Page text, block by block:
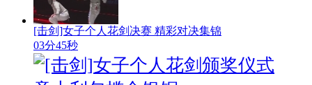
[击剑]女子个人花剑决赛 精彩对决集锦
03分45秒